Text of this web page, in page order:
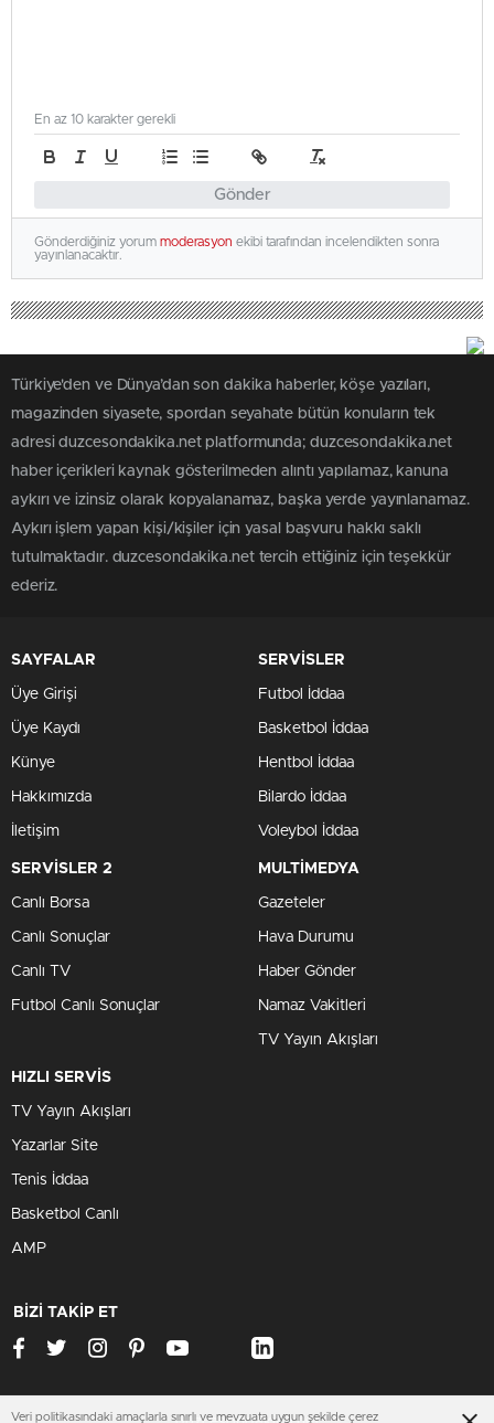
Gönder
En az 10 karakter gerekli
Gönderdiğiniz yorum moderasyon ekibi tarafından incelendikten sonra
yayınlanacaktır.
Türkiye'den ve Dünya’dan son dakika haberler, köşe yazıları,
magazinden siyasete, spordan seyahate bütün konuların tek
adresi duzcesondakika.net platformunda; duzcesondakika.net
haber içerikleri kaynak gösterilmeden alıntı yapılamaz, kanuna
aykırı ve izinsiz olarak kopyalanamaz, başka yerde yayınlanamaz.
Aykırı işlem yapan kişi/kişiler için yasal başvuru hakkı saklı
tutulmaktadır. duzcesondakika.net tercih ettiğiniz için teşekkür
ederiz.
SAYFALAR
Üye Girişi
Üye Kaydı
Künye
Hakkımızda
İletişim
SERVİSLER
Futbol İddaa
Basketbol İddaa
Hentbol İddaa
Bilardo İddaa
Voleybol İddaa
SERVİSLER 2
Canlı Borsa
Canlı Sonuçlar
Canlı TV
Futbol Canlı Sonuçlar
MULTİMEDYA
Gazeteler
Hava Durumu
Haber Gönder
Namaz Vakitleri
TV Yayın Akışları
HIZLI SERVİS
TV Yayın Akışları
Yazarlar Site
Tenis İddaa
Basketbol Canlı
AMP
BİZİ TAKİP ET
Veri politikasındaki amaçlarla sınırlı ve mevzuata uygun şekilde çerez